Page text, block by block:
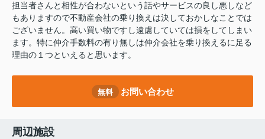
担当者さんと相性が合わないという話やサービスの良し悪しなど
もありますので不動産会社の乗り換えは決しておかしなことでは
ございません。高い買い物ですし遠慮していては損をしてしまい
ます。特に仲介手数料の有り無しは仲介会社を乗り換えるに足る
理由の１つといえると思います。
無料 お問い合わせ
周辺施設